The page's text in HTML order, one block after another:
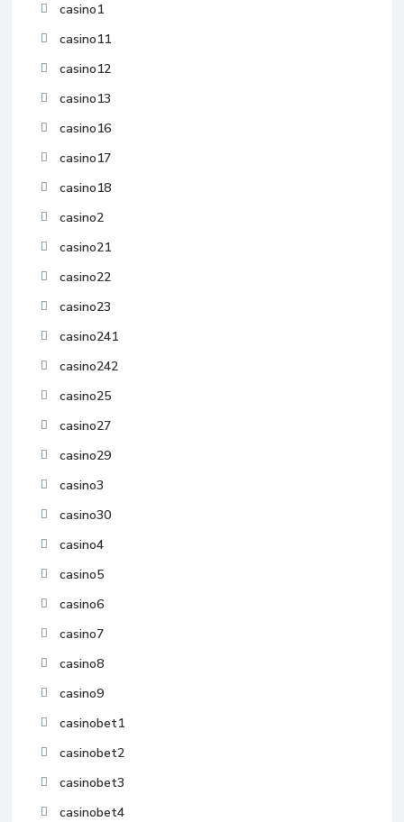
casino1
casino11
casino12
casino13
casino16
casino17
casino18
casino2
casino21
casino22
casino23
casino241
casino242
casino25
casino27
casino29
casino3
casino30
casino4
casino5
casino6
casino7
casino8
casino9
casinobet1
casinobet2
casinobet3
casinobet4